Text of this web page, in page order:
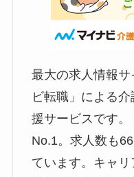
最大の求人情報
ビ転職」による
援サービスです
No.1。求人数も
ています。キャ